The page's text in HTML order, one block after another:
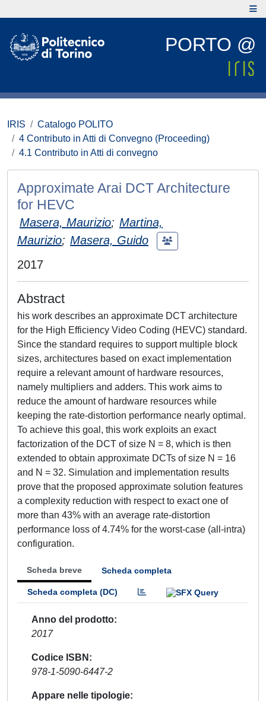
PORTO @
IRIS
Catalogo POLITO
4 Contributo in Atti di Convegno (Proceeding)
4.1 Contributo in Atti di convegno
Approximate Arai DCT Architecture
for HEVC
Masera, Maurizio; Martina,
Maurizio; Masera, Guido
2017
Abstract
his work describes an approximate DCT architecture
for the High Efficiency Video Coding (HEVC) standard.
Since the standard requires to support multiple block
sizes, architectures based on exact implementation
require a relevant amount of hardware resources,
namely multipliers and adders. This work aims to
reduce the amount of hardware resources while
keeping the rate-distortion performance nearly optimal.
To achieve this goal, this work exploits an exact
factorization of the DCT of size N = 8, which is then
extended to obtain approximate DCTs of size N = 16
and N = 32. Simulation and implementation results
prove that the proposed approximate solution features
a complexity reduction with respect to exact one of
more than 43% with an average rate-distortion
performance loss of 4.74% for the worst-case (all-intra)
configuration.
Scheda breve Scheda completa
Scheda completa (DC)
Anno del prodotto
2017
Codice ISBN
978-1-5090-6447-2
Appare nelle tipologie